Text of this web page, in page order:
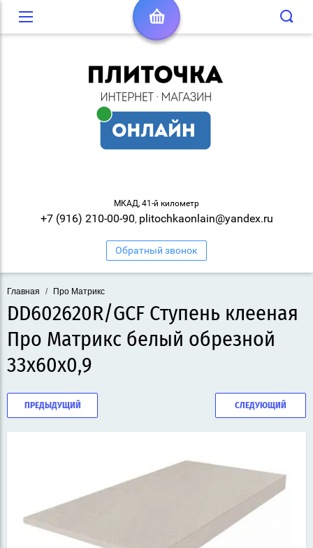
МКАД, 41-й километр
+7 (916) 210-00-90, plitochkaonlain@yandex.ru
Обратный звонок
Главная / Про Матрикс
DD602620R/GCF Ступень клееная
Про Матрикс белый обрезной
33x60x0,9
ПРЕДЫДУЩИЙ СЛЕДУЮЩИЙ